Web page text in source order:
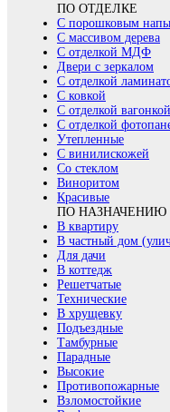
ПО ОТДЕЛКЕ
С порошковым
С массивом дерева
С отделкой МДФ
Двери с зеркалом
С отделкой
С ковкой
С отделкой вагонкой
С отделкой
Утепленные
С винилискожей
Со стеклом
Виноритом
Красивые
ПО НАЗНАЧЕНИЮ
В квартиру
В частный дом
Для дачи
В коттедж
Решетчатые
Технические
В хрущевку
Подъездные
Тамбурные
Парадные
Высокие
Противопожарные
Взломостойкие